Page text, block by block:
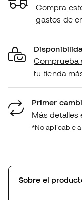
Compra
gastos de
Comprueba
tu tienda
Primer
Más detalles
*No aplicable
Sobre el